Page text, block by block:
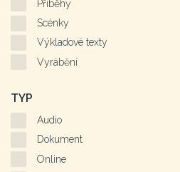
Příběhy
Scénky
Výkladové texty
Vyrábění
TYP
Audio
Dokument
Online